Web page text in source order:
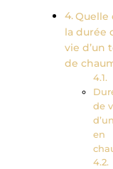
Quelle
la durée
vie d’un
de
de
en